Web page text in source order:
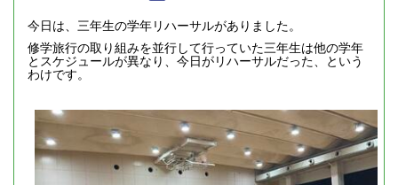
今日は、三年生の学年リハーサルがありました。
修学旅行の取り組みを並行して行っていた三年生は他の学年
とスケジュールが異なり、今日がリハーサルだった、という
わけです。